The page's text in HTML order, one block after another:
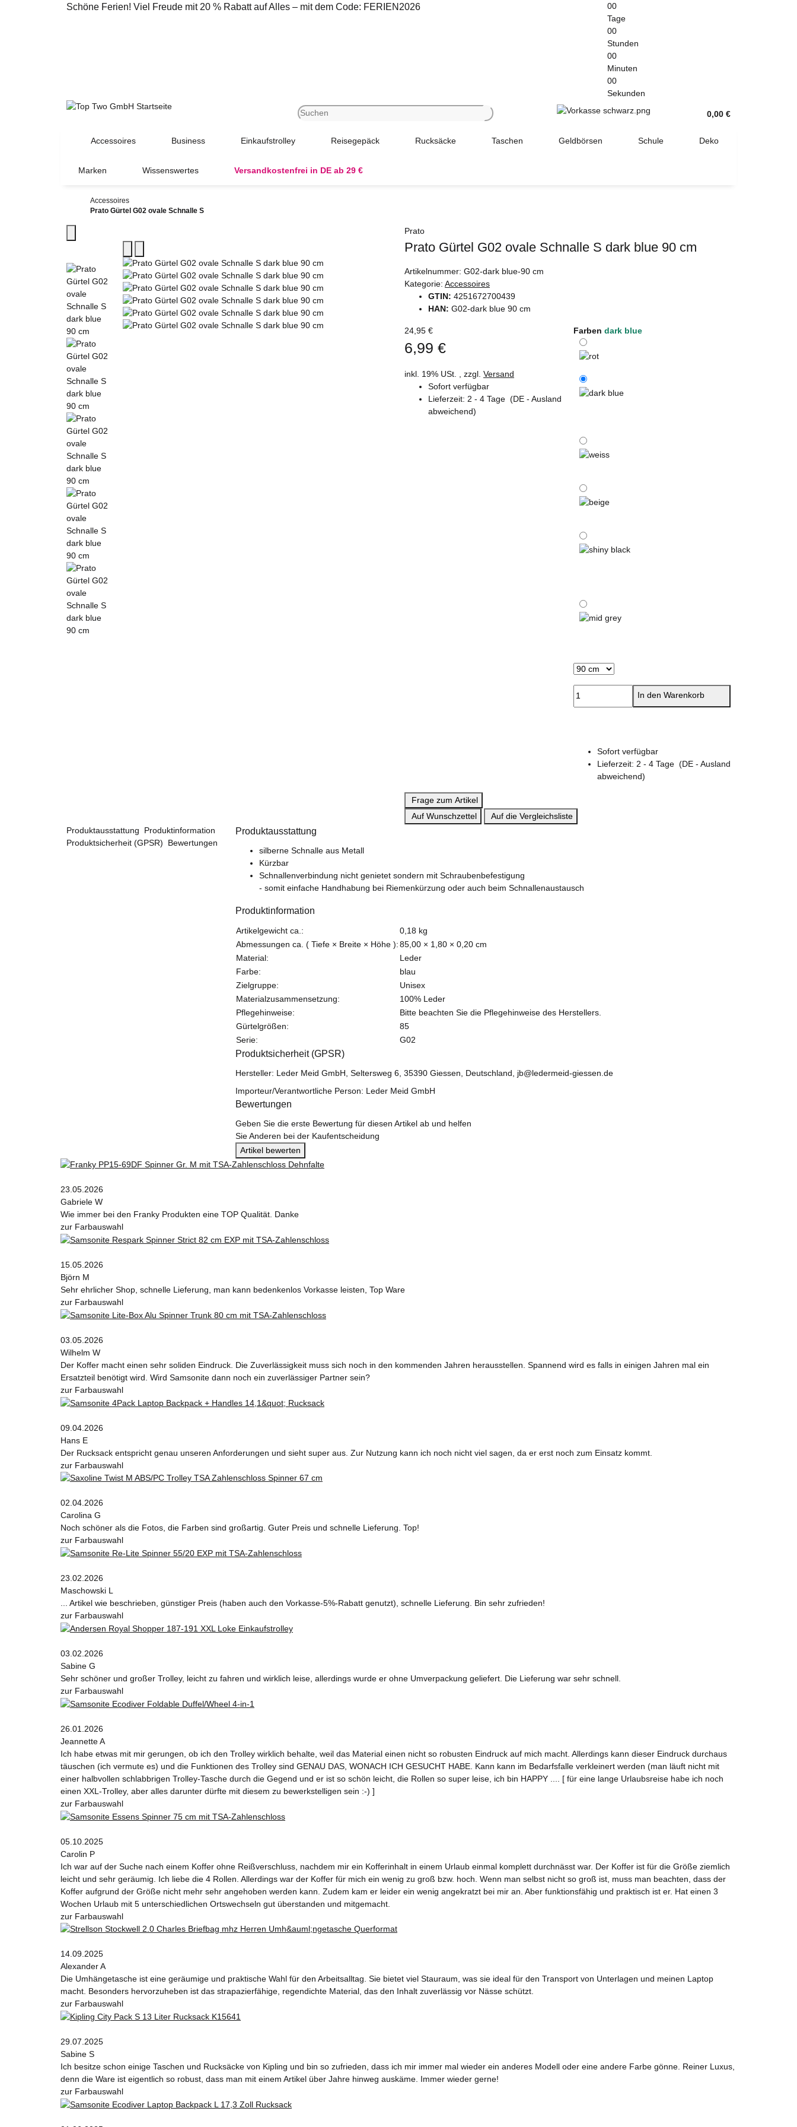
Schöne Ferien! Viel Freude mit 20 % Rabatt auf Alles – mit dem Code: FERIEN2026
00
Tage
00
Stunden
00
Minuten
00
Sekunden
0,00 €
Accessoires Business Einkaufstrolley Reisegepäck Rucksäcke Taschen Geldbörsen Schule Deko
Marken Wissenswertes Versandkostenfrei in DE ab 29 €
Accessoires
Prato Gürtel G02 ovale Schnalle S
Prato
Prato Gürtel G02 ovale Schnalle S dark blue 90 cm
Artikelnummer: G02-dark blue-90 cm
Kategorie: Accessoires
GTIN: 4251672700439
HAN: G02-dark blue 90 cm
24,95 €
6,99 €
inkl. 19% USt. , zzgl. Versand
Sofort verfügbar
Lieferzeit: 2 - 4 Tage (DE - Ausland
abweichend)
Farben dark blue
rot
dark blue
weiss
beige
shiny black
In den Warenkorb
Sofort verfügbar
Lieferzeit: 2 - 4 Tage (DE - Ausland
abweichend)
Frage zum Artikel
Auf Wunschzettel
Auf die Vergleichsliste
Produktausstattung
Produktinformation
Produktsicherheit (GPSR)
Bewertungen
Produktausstattung
silberne Schnalle aus Metall
Kürzbar
Schnallenverbindung nicht genietet sondern mit Schraubenbefestigung
- somit einfache Handhabung bei Riemenkürzung oder auch beim Schnallenaustausch
Produktinformation
Produkteigenschaft
Wert
Artikelgewicht ca.: 0,18 kg
Abmessungen ca. ( Tiefe × Breite × Höhe ):85,00 × 1,80 × 0,20 cm
Material:
Leder
Farbe:
blau
Zielgruppe:
Unisex
Materialzusammensetzung:
100% Leder
Pflegehinweise:
Bitte beachten Sie die Pflegehinweise des Herstellers.
Gürtelgrößen:
85
Serie:
G02
Produktsicherheit (GPSR)
Hersteller: Leder Meid GmbH, Seltersweg 6, 35390 Giessen, Deutschland, jb@ledermeid-giessen.de
Importeur/Verantwortliche Person: Leder Meid GmbH
Bewertungen
Geben Sie die erste Bewertung für diesen Artikel ab und helfen
Sie Anderen bei der Kaufentscheidung
Artikel bewerten
23.05.2026
Gabriele W
Wie immer bei den Franky Produkten eine TOP Qualität. Danke
zur Farbauswahl
15.05.2026
Björn M
Sehr ehrlicher Shop, schnelle Lieferung, man kann bedenkenlos Vorkasse leisten, Top Ware
zur Farbauswahl
03.05.2026
Wilhelm W
Der Koffer macht einen sehr soliden Eindruck. Die Zuverlässigkeit muss sich noch in den kommenden Jahren herausstellen. Spannend wird es falls in einigen Jahren mal ein
Ersatzteil benötigt wird. Wird Samsonite dann noch ein zuverlässiger Partner sein?
zur Farbauswahl
09.04.2026
Hans E
Der Rucksack entspricht genau unseren Anforderungen und sieht super aus. Zur Nutzung kann ich noch nicht viel sagen, da er erst noch zum Einsatz kommt.
zur Farbauswahl
02.04.2026
Carolina G
Noch schöner als die Fotos, die Farben sind großartig. Guter Preis und schnelle Lieferung. Top!
zur Farbauswahl
23.02.2026
Maschowski L
... Artikel wie beschrieben, günstiger Preis (haben auch den Vorkasse-5%-Rabatt genutzt), schnelle Lieferung. Bin sehr zufrieden!
zur Farbauswahl
03.02.2026
Sabine G
Sehr schöner und großer Trolley, leicht zu fahren und wirklich leise, allerdings wurde er ohne Umverpackung geliefert. Die Lieferung war sehr schnell.
zur Farbauswahl
26.01.2026
Jeannette A
Ich habe etwas mit mir gerungen, ob ich den Trolley wirklich behalte, weil das Material einen nicht so robusten Eindruck auf mich macht. Allerdings kann dieser Eindruck durchaus
täuschen (ich vermute es) und die Funktionen des Trolley sind GENAU DAS, WONACH ICH GESUCHT HABE. Kann kann im Bedarfsfalle verkleinert werden (man läuft nicht mit
einer halbvollen schlabbrigen Trolley-Tasche durch die Gegend und er ist so schön leicht, die Rollen so super leise, ich bin HAPPY .... [ für eine lange Urlaubsreise habe ich noch
einen XXL-Trolley, aber alles darunter dürfte mit diesem zu bewerkstelligen sein :-) ]
zur Farbauswahl
05.10.2025
Carolin P
Ich war auf der Suche nach einem Koffer ohne Reißverschluss, nachdem mir ein Kofferinhalt in einem Urlaub einmal komplett durchnässt war. Der Koffer ist für die Größe ziemlich
leicht und sehr geräumig. Ich liebe die 4 Rollen. Allerdings war der Koffer für mich ein wenig zu groß bzw. hoch. Wenn man selbst nicht so groß ist, muss man beachten, dass der
Koffer aufgrund der Größe nicht mehr sehr angehoben werden kann. Zudem kam er leider ein wenig angekratzt bei mir an. Aber funktionsfähig und praktisch ist er. Hat einen 3
Wochen Urlaub mit 5 unterschiedlichen Ortswechseln gut überstanden und mitgemacht.
zur Farbauswahl
14.09.2025
Alexander A
Die Umhängetasche ist eine geräumige und praktische Wahl für den Arbeitsalltag. Sie bietet viel Stauraum, was sie ideal für den Transport von Unterlagen und meinen Laptop
macht. Besonders hervorzuheben ist das strapazierfähige, regendichte Material, das den Inhalt zuverlässig vor Nässe schützt.
zur Farbauswahl
29.07.2025
Sabine S
Ich besitze schon einige Taschen und Rucksäcke von Kipling und bin so zufrieden, dass ich mir immer mal wieder ein anderes Modell oder eine andere Farbe gönne. Reiner Luxus,
denn die Ware ist eigentlich so robust, dass man mit einem Artikel über Jahre hinweg auskäme. Immer wieder gerne!
zur Farbauswahl